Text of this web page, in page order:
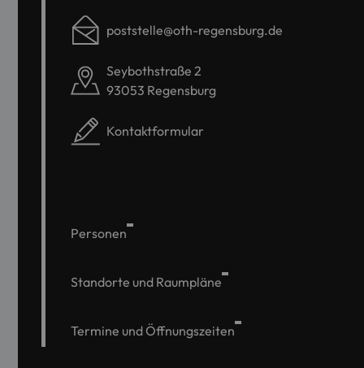
poststelle@oth-regensburg.de
Seybothstraße 2
93053 Regensburg
Kontaktformular
Personen
Standorte und Raumpläne
Termine und Öffnungszeiten